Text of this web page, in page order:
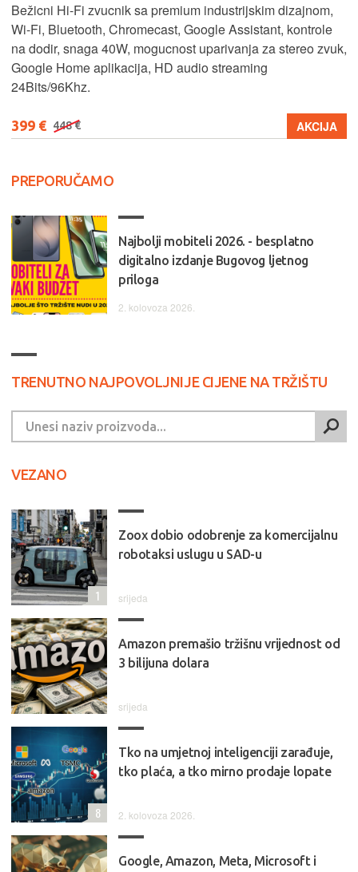
Bežicni Hi-Fi zvucnik sa premium industrijskim dizajnom,
Wi-Fi, Bluetooth, Chromecast, Google Assistant, kontrole
na dodir, snaga 40W, mogucnost uparivanja za stereo zvuk,
Google Home aplikacija, HD audio streaming
24Bits/96Khz.
399 € 448 € AKCIJA
PREPORUČAMO
Najbolji mobiteli 2026. - besplatno
digitalno izdanje Bugovog ljetnog
priloga
2. kolovoza 2026.
TRENUTNO NAJPOVOLJNIJE CIJENE NA TRŽIŠTU
VEZANO
Zoox dobio odobrenje za komercijalnu
robotaksi uslugu u SAD-u
srijeda
1
Amazon premašio tržišnu vrijednost od
3 bilijuna dolara
srijeda
Tko na umjetnoj inteligenciji zarađuje,
tko plaća, a tko mirno prodaje lopate
2. kolovoza 2026.
8
Google, Amazon, Meta, Microsoft i